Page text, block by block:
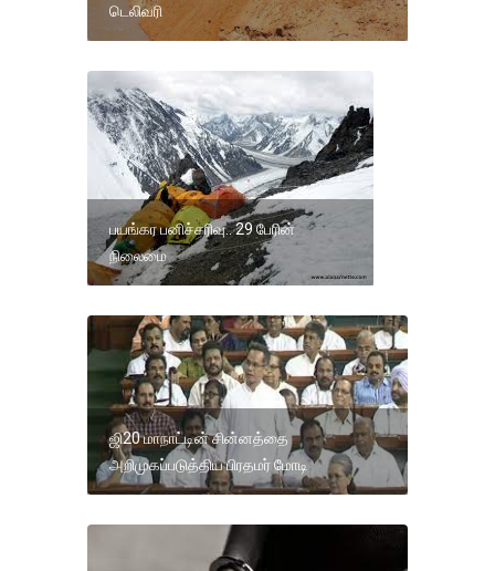
டெலிவரி
பயங்கர பனிச்சரிவு.. 29 பேரின்
நிலைமை
ஜி20 மாநாட்டின் சின்னத்தை
அறிமுகப்படுத்திய பிரதமர் மோடி